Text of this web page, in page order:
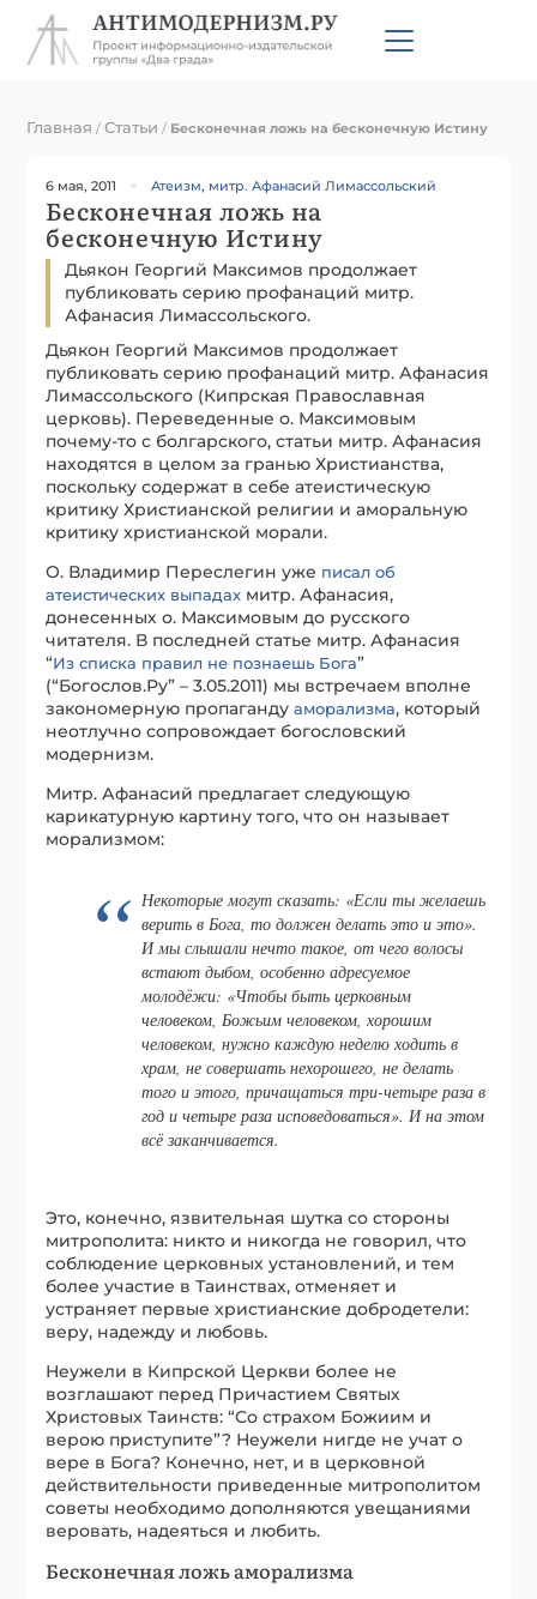
Главная /Статьи / Бесконечная ложь на бесконечную Истину
6 мая, 2011 Атеизм, митр. Афанасий Лимассольский
Бесконечная ложь на
бесконечную Истину
Дьякон Георгий Максимов продолжает
публиковать серию профанаций митр.
Афанасия Лимассольского.
Дьякон Георгий Максимов продолжает
публиковать серию профанаций митр. Афанасия
Лимассольского (Кипрская Православная
церковь). Переведенные о. Максимовым
почему-то с болгарского, статьи митр. Афанасия
находятся в целом за гранью Христианства,
поскольку содержат в себе атеистическую
критику Христианской религии и аморальную
критику христианской морали.
О. Владимир Переслегин уже писал об
атеистических выпадах митр. Афанасия,
донесенных о. Максимовым до русского
читателя. В последней статье митр. Афанасия
“Из списка правил не познаешь Бога”
(“Богослов.Ру” – 3.05.2011) мы встречаем вполне
закономерную пропагандуаморализма, который
неотлучно сопровождает богословский
модернизм.
Митр. Афанасий предлагает следующую
карикатурную картину того, что он называет
морализмом:
Некоторые могут сказать: «Если ты желаешь
верить в Бога, то должен делать это и это».
И мы слышали нечто такое, от чего волосы
встают дыбом, особенно адресуемое
молодёжи: «Чтобы быть церковным
человеком, Божьим человеком, хорошим
человеком, нужно каждую неделю ходить в
храм, не совершать нехорошего, не делать
того и этого, причащаться три-четыре раза в
год и четыре раза исповедоваться». И на этом
всё заканчивается.
Это, конечно, язвительная шутка со стороны
митрополита: никто и никогда не говорил, что
соблюдение церковных установлений, и тем
более участие в Таинствах, отменяет и
устраняет первые христианские добродетели:
веру, надежду и любовь.
Неужели в Кипрской Церкви более не
возглашают перед Причастием Святых
Христовых Таинств: “Со страхом Божиим и
верою приступите”? Неужели нигде не учат о
вере в Бога? Конечно, нет, и в церковной
действительности приведенные митрополитом
советы необходимо дополняются увещаниями
веровать, надеяться и любить.
Бесконечная ложь аморализма